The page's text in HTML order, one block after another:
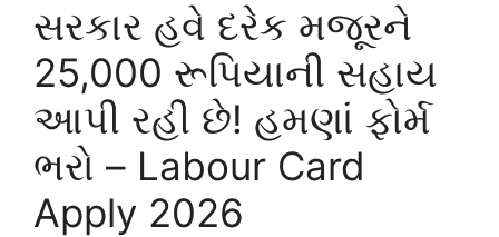
સરકાર હવે દરેક મજૂરને
25,000 રૂપિયાની સહાય
આપી રહી છે! હમણાં ફોર્મ
ભરો – Labour Card
Apply 2026